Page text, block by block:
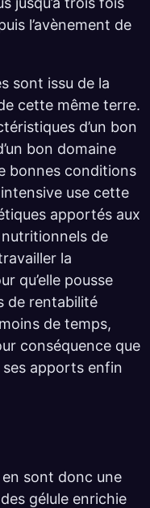
l’avènement de
sont issu de la
cette même terre.
d’un bon
bon domaine
bonnes conditions
use cette
apportés aux
de
la
qu’elle pousse
de rentabilité
de temps,
conséquence que
apports enfin
sont donc une
gélule enrichie